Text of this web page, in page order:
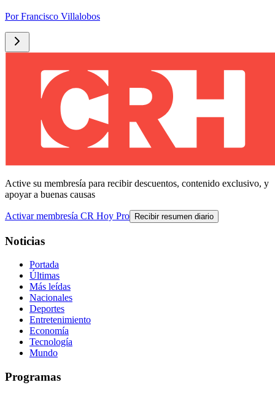
PorFrancisco Villalobos
Active su membresía para recibir descuentos, contenido exclusivo, y
apoyar a buenas causas
Activar membresía CR Hoy Pro Recibir resumen diario
Noticias
Portada
Últimas
Más leídas
Nacionales
Deportes
Entretenimiento
Economía
Tecnología
Mundo
Programas